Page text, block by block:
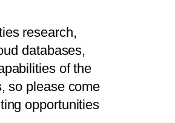
ies research,
ud databases,
pabilities of the
, so please come
ting opportunities